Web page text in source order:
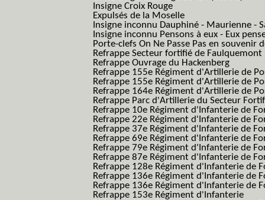
Insigne Croix Rouge
Expulsés de la Moselle
Insigne inconnu Dauphiné - Maurienne -
Insigne inconnu Pensons à eux - Eux
Porte-clefs On Ne Passe Pas en souvenir
Refrappe Secteur fortifié de Faulquemont
Refrappe Ouvrage du Hackenberg
Refrappe 155e Régiment d'Artillerie de
Refrappe 155e Régiment d'Artillerie de
Refrappe 164e Régiment d'Artillerie de
Refrappe Parc d'Artillerie du Secteur
Refrappe 10e Régiment d'Infanterie de
Refrappe 22e Régiment d'Infanterie de
Refrappe 37e Régiment d'Infanterie de
Refrappe 69e Régiment d'Infanterie de
Refrappe 79e Régiment d'Infanterie de
Refrappe 87e Régiment d'Infanterie de
Refrappe 128e Régiment d'Infanterie de
Refrappe 136e Régiment d'Infanterie de
Refrappe 136e Régiment d'Infanterie de
Refrappe 153e Régiment d'Infanterie